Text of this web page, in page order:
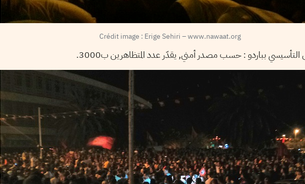
Crédit image : Erige Sehiri – www.nawaat.org
حسب مصدر أمني, يقدّر عدد المتظاهرين ب3000.